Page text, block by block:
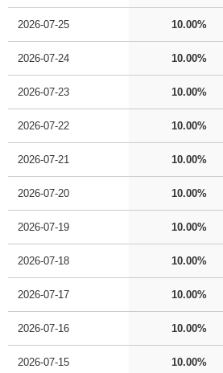
2026-07-25 10.00%
2026-07-24 10.00%
2026-07-23 10.00%
2026-07-22 10.00%
2026-07-21 10.00%
2026-07-20 10.00%
2026-07-19 10.00%
2026-07-18 10.00%
2026-07-17 10.00%
2026-07-16 10.00%
2026-07-15 10.00%